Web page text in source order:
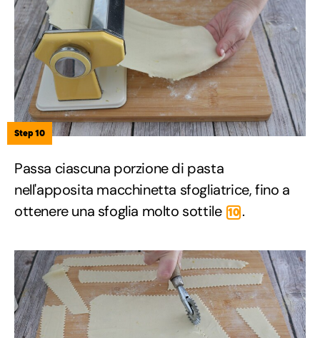
Step 10
Passa ciascuna porzione di pasta
nell'apposita macchinetta sfogliatrice, fino a
ottenere una sfoglia molto sottile 10 .